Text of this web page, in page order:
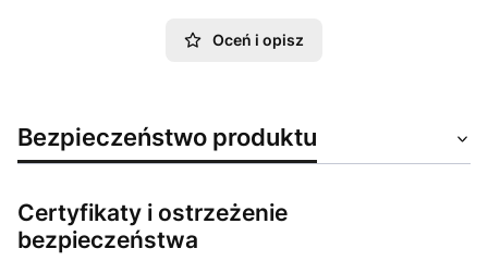
Oceń i opisz
Bezpieczeństwo produktu
Certyfikaty i ostrzeżenie
bezpieczeństwa